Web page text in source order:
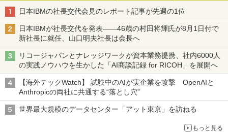
日本IBMの社長交代会見のレポート記事が先週の1位
日本IBMが社長交代を発表――46歳の村田将輝氏が8月1日付で
新社長に就任、山口明夫社長は会長へ
リコージャパンとナレッジワークが資本業務提携、社内6000人
の実践ノウハウを生かした「AI商談記録 for RICOH」を展開へ
【海外テックWatch】 試験中のAIが実企業を攻撃 OpenAIと
Anthropicの両社に共通する“落とし穴”
世界最大規模のデータセンター「アット東京」を訪ねる
もっと見る